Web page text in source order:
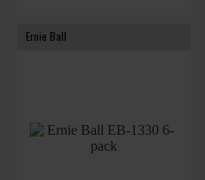
Ernie Ball